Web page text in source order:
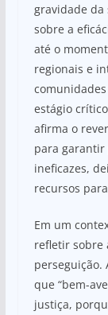
gravidade da
sobre a
até o
regionais e
estágio
afirma o
para garantir
ineficazes,
recursos
Em um
refletir sobre
perseguição.
que “bem-
justiça,